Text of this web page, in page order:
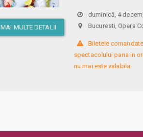
MAI MULTE DETALII
duminică, 4
Bucuresti, Opera
Biletele
spectacolului pana in
nu mai este valabila.